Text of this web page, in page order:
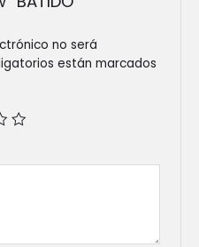
no será
están marcados